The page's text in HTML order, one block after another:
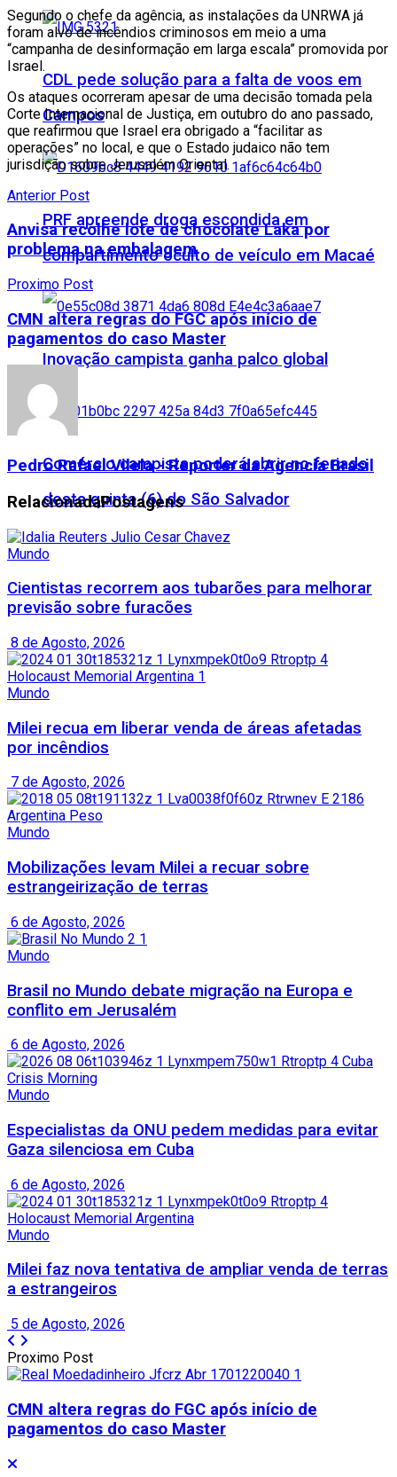
CDL pede solução para a falta de voos em
Campos
PRF apreende droga escondida em
compartimento oculto de veículo em Macaé
Inovação campista ganha palco global
Comércio campista poderá abrir no feriado
desta quinta (6) do São Salvador
Segundo o chefe da agência, as instalações da UNRWA já
foram alvo de incêndios criminosos em meio a uma
“campanha de desinformação em larga escala” promovida por
Israel.
Os ataques ocorreram apesar de uma decisão tomada pela
Corte Internacional de Justiça, em outubro do ano passado,
que reafirmou que Israel era obrigado a “facilitar as
operações” no local, e que o Estado judaico não tem
jurisdição sobre Jerusalém Oriental.
Anterior Post
Anvisa recolhe lote de chocolate Laka por
problema na embalagem
Proximo Post
CMN altera regras do FGC após início de
pagamentos do caso Master
Pedro Rafael Vilela - Reporter da Agencia Brasil
RelacionadaPostagens
Mundo
Cientistas recorrem aos tubarões para melhorar
previsão sobre furacões
8 de Agosto, 2026
Mundo
Milei recua em liberar venda de áreas afetadas
por incêndios
7 de Agosto, 2026
Mundo
Mobilizações levam Milei a recuar sobre
estrangeirização de terras
6 de Agosto, 2026
Mundo
Brasil no Mundo debate migração na Europa e
conflito em Jerusalém
6 de Agosto, 2026
Mundo
Especialistas da ONU pedem medidas para evitar
Gaza silenciosa em Cuba
6 de Agosto, 2026
Mundo
Milei faz nova tentativa de ampliar venda de terras
a estrangeiros
5 de Agosto, 2026
Proximo Post
CMN altera regras do FGC após início de
pagamentos do caso Master